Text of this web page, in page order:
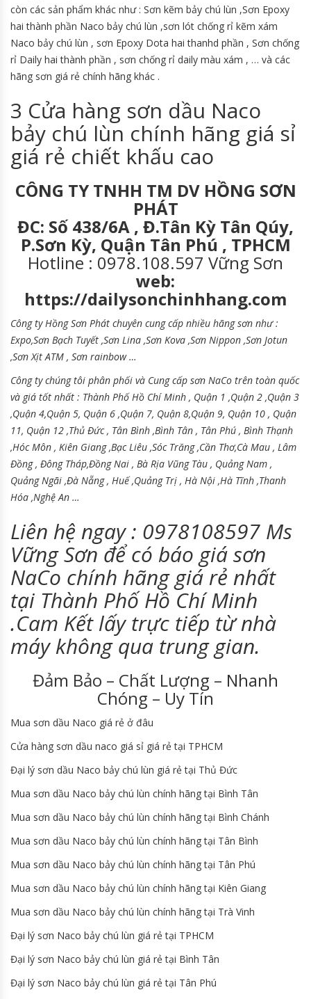
còn các sản phẩm khác như : Sơn kẽm bảy chú lùn ,Sơn Epoxy
hai thành phần Naco bảy chú lùn ,sơn lót chống rỉ kẽm xám
Naco bảy chú lùn , sơn Epoxy Dota hai thanhd phần , Sơn chống
rỉ Daily hai thành phần , sơn chống rỉ daily màu xám , … và các
hãng sơn giá rẻ chính hãng khác .
3 Cửa hàng sơn dầu Naco
bảy chú lùn chính hãng giá sỉ
giá rẻ chiết khấu cao
CÔNG TY TNHH TM DV HỒNG SƠN
PHÁT
ĐC: Số 438/6A , Đ.Tân Kỳ Tân Qúy,
P.Sơn Kỳ, Quận Tân Phú , TPHCM
Hotline : 0978.108.597 Vững Sơn
web:
https://dailysonchinhhang.com
Công ty Hồng Sơn Phát chuyên cung cấp nhiều hãng sơn như :
Expo,Sơn Bạch Tuyết ,Sơn Lina ,Sơn Kova ,Sơn Nippon ,Sơn Jotun
,Sơn Xịt ATM , Sơn rainbow …
Công ty chúng tôi phân phối và Cung cấp sơn NaCo trên toàn quốc
và giá tốt nhất : Thành Phố Hồ Chí Minh , Quận 1 ,Quận 2 ,Quận 3
,Quận 4,Quận 5, Quận 6 ,Quận 7, Quận 8,Quận 9, Quận 10 , Quận
11, Quận 12 ,Thủ Đức , Tân Bình ,Bình Tân , Tân Phú , Bình Thạnh
,Hóc Môn , Kiên Giang ,Bạc Liêu ,Sóc Trăng ,Cần Thơ,Cà Mau , Lâm
Đồng , Đông Tháp,Đồng Nai , Bà Rịa Vũng Tàu , Quảng Nam ,
Quảng Ngãi ,Đà Nẵng , Huế ,Quảng Trị , Hà Nội ,Hà Tĩnh ,Thanh
Hóa ,Nghệ An …
Liên hệ ngay : 0978108597 Ms
Vững Sơn để có báo giá sơn
NaCo chính hãng giá rẻ nhất
tại Thành Phố Hồ Chí Minh
.Cam Kết lấy trực tiếp từ nhà
máy không qua trung gian.
Đảm Bảo – Chất Lượng – Nhanh
Chóng – Uy Tín
Mua sơn dầu Naco giá rẻ ở đâu
Cửa hàng sơn dầu naco giá sỉ giá rẻ tại TPHCM
Đại lý sơn dầu Naco bảy chú lùn giá rẻ tại Thủ Đức
Mua sơn dầu Naco bảy chú lùn chính hãng tại Bình Tân
Mua sơn dầu Naco bảy chú lùn chính hãng tại Bình Chánh
Mua sơn dầu Naco bảy chú lùn chính hãng tại Tân Bình
Mua sơn dầu Naco bảy chú lùn chính hãng tại Tân Phú
Mua sơn dầu Naco bảy chú lùn chính hãng tại Kiên Giang
Mua sơn dầu Naco bảy chú lùn chính hãng tại Trà Vinh
Đại lý sơn Naco bảy chú lùn giá rẻ tại TPHCM
Đại lý sơn Naco bảy chú lùn giá rẻ tại Bình Tân
Đại lý sơn Naco bảy chú lùn giá rẻ tại Tân Phú